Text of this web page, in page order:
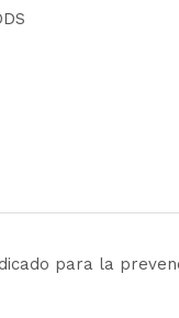
para la